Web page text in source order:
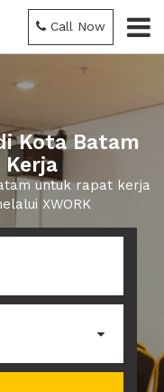
Call Now
Kota Batam
untuk rapat kerja
XWORK